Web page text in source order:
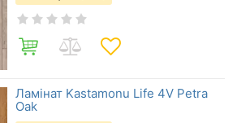
Ламінат Kastamonu Life 4V Petra
Oak